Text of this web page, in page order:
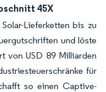
45X
Lieferketten bis zu
und löste
von USD 89 Milliarden
für
so einen Captive-